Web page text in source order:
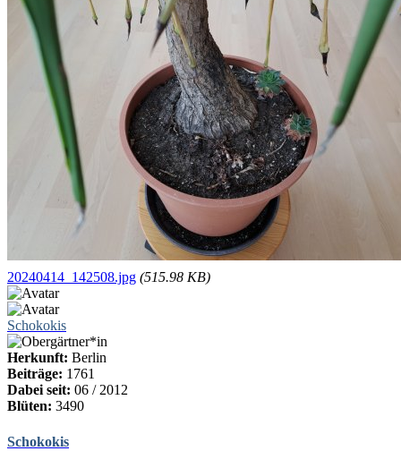
20240414_142508.jpg (515.98 KB)
Schokokis
Herkunft: Berlin
Beiträge: 1761
Dabei seit: 06 / 2012
Blüten: 3490
Schokokis